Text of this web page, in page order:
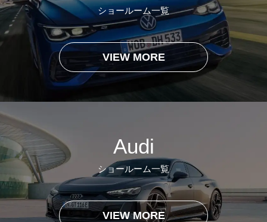
ショールーム一覧
VIEW MORE
Audi
ショールーム一覧
VIEW MORE